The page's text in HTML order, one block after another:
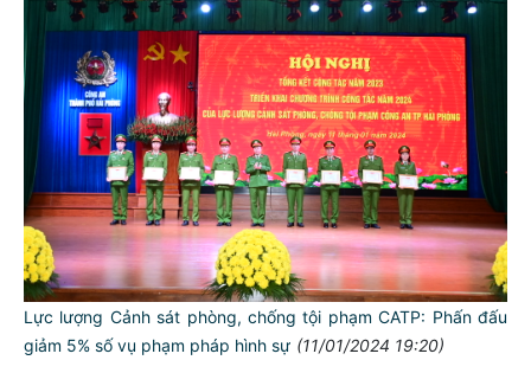
Lực lượng Cảnh sát phòng, chống tội phạm CATP: Phấn đấu
giảm 5% số vụ phạm pháp hình sự (11/01/2024 19:20)